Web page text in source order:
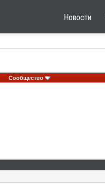
Новости
Сообщество